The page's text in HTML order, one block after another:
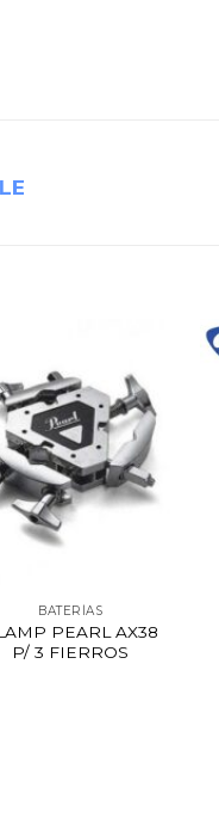
BATERÍAS
PEARL AX38
P/ 3 FIERROS